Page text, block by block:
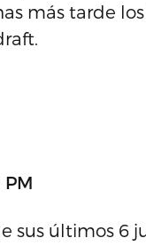
más tarde
sus últimos 6